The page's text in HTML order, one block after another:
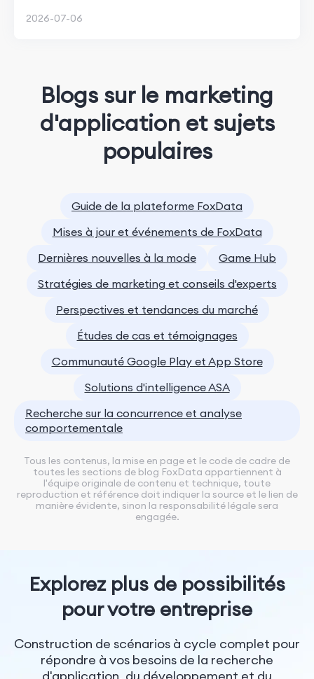
2026-07-06
Blogs sur le marketing
d'application et sujets
populaires
Guide de la plateforme FoxData
Mises à jour et événements de FoxData
Dernières nouvelles à la mode
Game Hub
Stratégies de marketing et conseils d'experts
Perspectives et tendances du marché
Études de cas et témoignages
Communauté Google Play et App Store
Solutions d'intelligence ASA
Recherche sur la concurrence et analyse
comportementale
Tous les contenus, la mise en page et le code de cadre de
toutes les sections de blog FoxData appartiennent à
l'équipe originale de contenu et technique, toute
reproduction et référence doit indiquer la source et le lien de
manière évidente, sinon la responsabilité légale sera
engagée.
Explorez plus de possibilités
pour votre entreprise
Construction de scénarios à cycle complet pour
répondre à vos besoins de la recherche